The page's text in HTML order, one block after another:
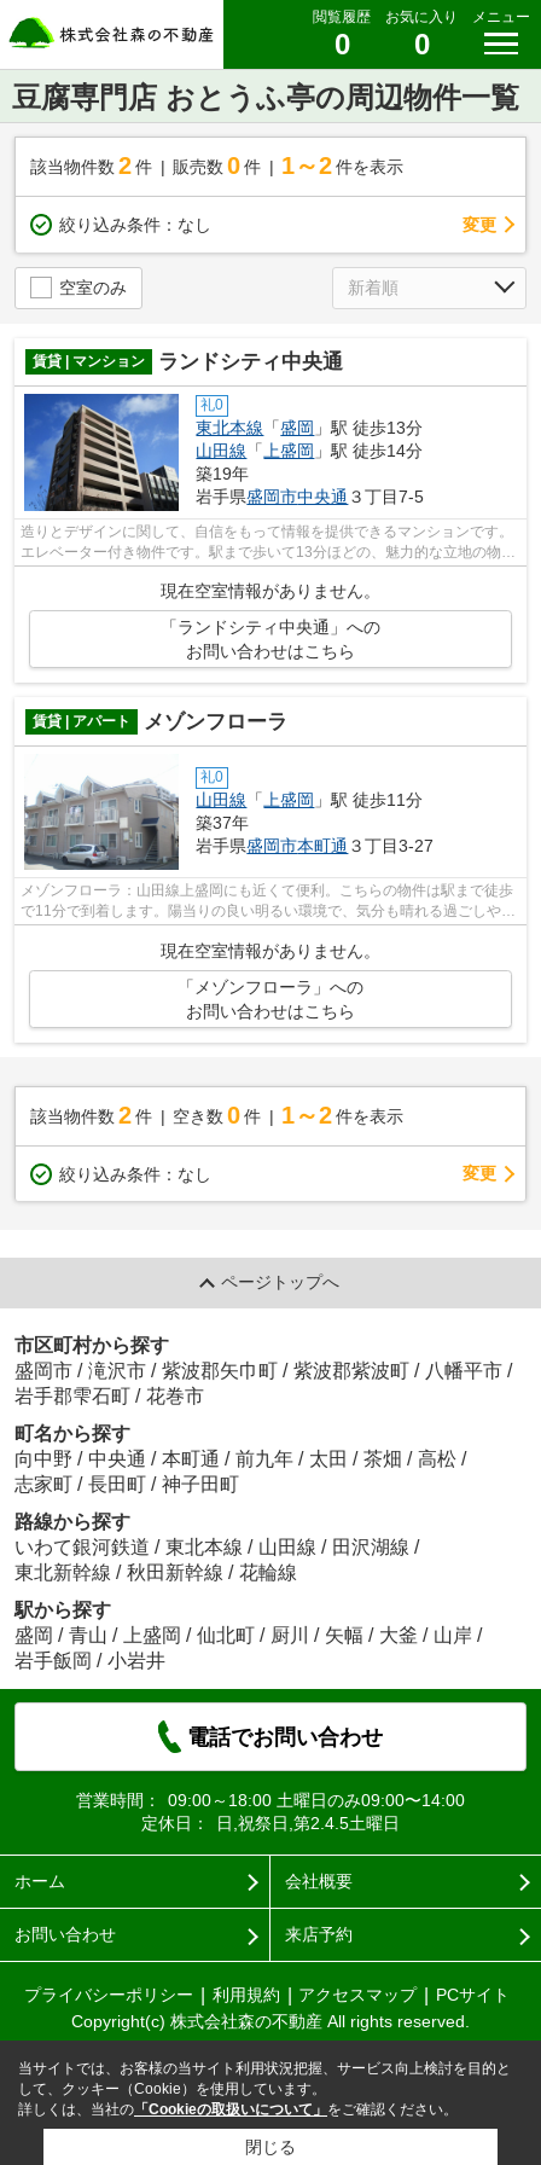
閲覧履歴
0
お気に入り
0
メニュー
豆腐専門店 おとうふ亭の周辺物件一覧
該当物件数 2件 販売数 0 件 1～2 件を表示
絞り込み条件： なし 変更
空室のみ
賃貸 | マンション ランドシティ中央通
礼0
東北本線 「盛岡 」駅 徒歩13分
山田線 「上盛岡 」駅 徒歩14分
築19年
岩手県盛岡市中央通 ３丁目7-5
造りとデザインに関して、自信をもって情報を提供できるマンションです。
エレベーター付き物件です。駅まで歩いて13分ほどの、魅力的な立地の物件
です。是非ご覧ください10階建ての高...
現在空室情報がありません。
「ランドシティ中央通」への
お問い合わせはこちら
賃貸 | アパート メゾンフローラ
礼0
山田線 「 上盛岡 」駅 徒歩11分
築37年
岩手県盛岡市本町通 ３丁目3-27
メゾンフローラ：山田線上盛岡にも近くて便利。こちらの物件は駅まで徒歩
で11分で到着します。陽当りの良い明るい環境で、気分も晴れる過ごしやす
現在空室情報がありません。
「メゾンフローラ」への
お問い合わせはこちら
該当物件数 2件 空き数 0 件 1～2 件を表示
絞り込み条件： なし 変更
ページトップへ
市区町村から探す
盛岡市 / 滝沢市 / 紫波郡矢巾町 / 紫波郡紫波町 / 八幡平市 /
岩手郡雫石町
/ 花巻市
町名から探す
向中野 / 中央通 / 本町通 / 前九年 / 太田 / 茶畑 / 高松 /
志家町 / 長田町 / 神子田町
路線から探す
いわて銀河鉄道 / 東北本線 / 山田線 / 田沢湖線 /
東北新幹線 / 秋田新幹線 / 花輪線
駅から探す
盛岡 / 青山 / 上盛岡 / 仙北町 / 厨川 / 矢幅 / 大釜 / 山岸 /
岩手飯岡 / 小岩井
電話でお問い合わせ
営業時間：
09:00～18:00 土曜日のみ09:00〜14:00
定休日：
日,祝祭日,第2.4.5土曜日
ホーム 会社概要
お問い合わせ 来店予約
プライバシーポリシー 利用規約 アクセスマップ
PCサイト
Copyright(c) 株式会社森の不動産 All rights reserved.
当サイトでは、お客様の当サイト利用状況把握、サービス向上検討を目的と
して、クッキー（Cookie）を使用しています。
詳しくは、当社の 「Cookieの取扱いについて」 をご確認ください。
閉じる